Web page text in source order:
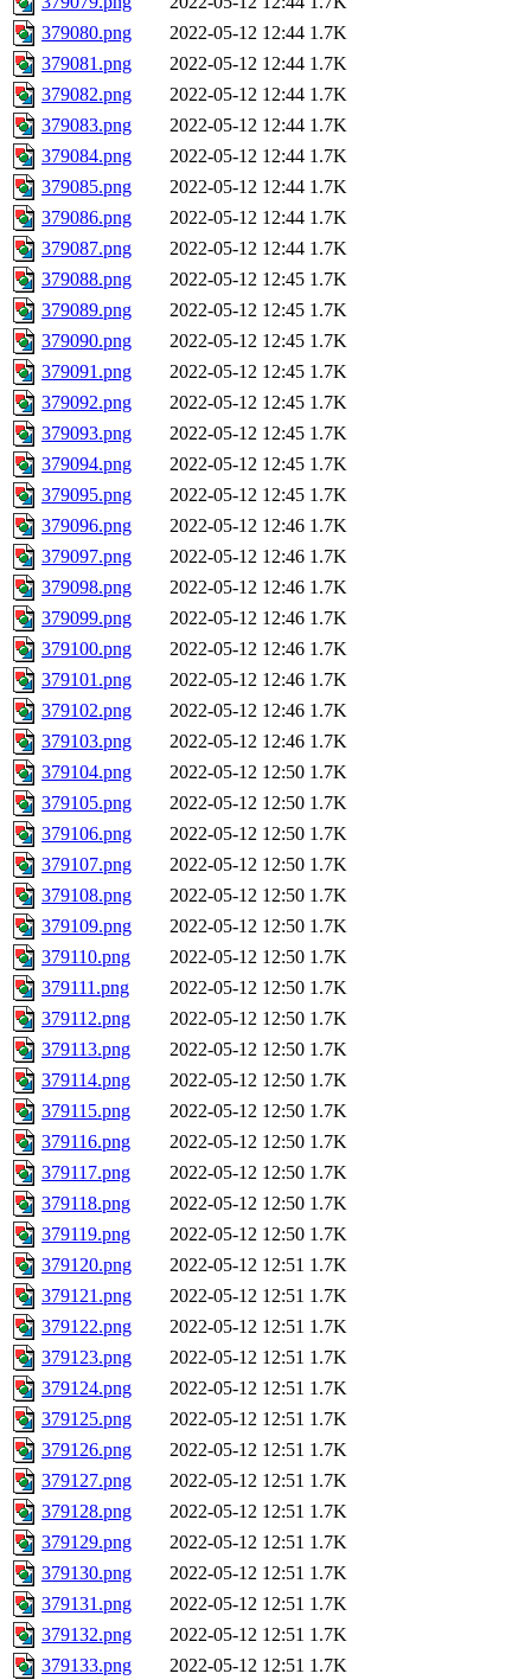
379080.png
2022-05-12 12:44 1.7K
379081.png
2022-05-12 12:44 1.7K
379082.png
2022-05-12 12:44 1.7K
379083.png
2022-05-12 12:44 1.7K
379084.png
2022-05-12 12:44 1.7K
379085.png
2022-05-12 12:44 1.7K
379086.png
2022-05-12 12:44 1.7K
379087.png
2022-05-12 12:44 1.7K
379088.png
2022-05-12 12:45 1.7K
379089.png
2022-05-12 12:45 1.7K
379090.png
2022-05-12 12:45 1.7K
379091.png
2022-05-12 12:45 1.7K
379092.png
2022-05-12 12:45 1.7K
379093.png
2022-05-12 12:45 1.7K
379094.png
2022-05-12 12:45 1.7K
379095.png
2022-05-12 12:45 1.7K
379096.png
2022-05-12 12:46 1.7K
379097.png
2022-05-12 12:46 1.7K
379098.png
2022-05-12 12:46 1.7K
379099.png
2022-05-12 12:46 1.7K
379100.png
2022-05-12 12:46 1.7K
379101.png
2022-05-12 12:46 1.7K
379102.png
2022-05-12 12:46 1.7K
379103.png
2022-05-12 12:46 1.7K
379104.png
2022-05-12 12:50 1.7K
379105.png
2022-05-12 12:50 1.7K
379106.png
2022-05-12 12:50 1.7K
379107.png
2022-05-12 12:50 1.7K
379108.png
2022-05-12 12:50 1.7K
379109.png
2022-05-12 12:50 1.7K
379110.png
2022-05-12 12:50 1.7K
379111.png
2022-05-12 12:50 1.7K
379112.png
2022-05-12 12:50 1.7K
379113.png
2022-05-12 12:50 1.7K
379114.png
2022-05-12 12:50 1.7K
379115.png
2022-05-12 12:50 1.7K
379116.png
2022-05-12 12:50 1.7K
379117.png
2022-05-12 12:50 1.7K
379118.png
2022-05-12 12:50 1.7K
379119.png
2022-05-12 12:50 1.7K
379120.png
2022-05-12 12:51 1.7K
379121.png
2022-05-12 12:51 1.7K
379122.png
2022-05-12 12:51 1.7K
379123.png
2022-05-12 12:51 1.7K
379124.png
2022-05-12 12:51 1.7K
379125.png
2022-05-12 12:51 1.7K
379126.png
2022-05-12 12:51 1.7K
379127.png
2022-05-12 12:51 1.7K
379128.png
2022-05-12 12:51 1.7K
379129.png
2022-05-12 12:51 1.7K
379130.png
2022-05-12 12:51 1.7K
379131.png
2022-05-12 12:51 1.7K
379132.png
2022-05-12 12:51 1.7K
379133.png
2022-05-12 12:51 1.7K